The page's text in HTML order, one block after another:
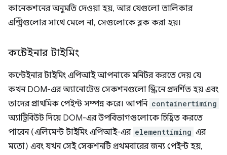
কানেকশনের অনুমতি দেওয়া হয়, আর যেগুলো তালিকার
এন্ট্রিগুলোর সাথে মেলে না, সেগুলোকে ব্লক করা হয়।
কন্টেইনার টাইমিং
কন্টেইনার টাইমিং এপিআই আপনাকে মনিটর করতে দেয় যে
কখন DOM-এর অ্যানোটেড সেকশনগুলো স্ক্রিনে প্রদর্শিত হয় এবং
তাদের প্রাথমিক পেইন্ট সম্পন্ন করে। আপনি containertiming
অ্যাট্রিবিউট দিয়ে DOM-এর উপবিভাগগুলোকে চিহ্নিত করতে
পারেন (এলিমেন্ট টাইমিং এপিআই-এর elementtiming এর
মতো) এবং যখন সেই সেকশনটি প্রথমবারের জন্য পেইন্ট হয়,